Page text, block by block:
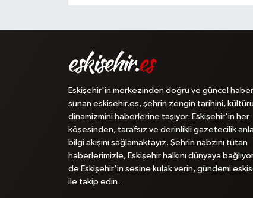
Eskişehir'in merkezinden doğru ve güncel
sunan eskisehir.es, şehrin zengin tarihini,
dinamizmini haberlerine taşıyor. Eskişehir'in her
köşesinden, tarafsız ve derinlikli gazetecilik
bilgi akışını sağlamaktayız. Şehrin nabzını tutan
haberlerimizle, Eskişehir halkını dünyaya
de Eskişehir'in sesine kulak verin, gündemi
ile takip edin.